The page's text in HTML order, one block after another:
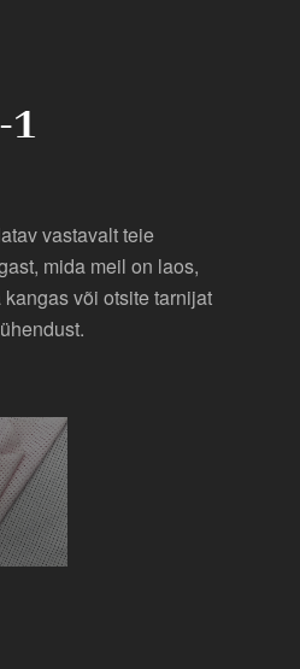
vastavalt teie
mida meil on laos,
või otsite tarnijat